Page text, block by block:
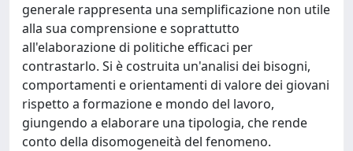
generale rappresenta una semplificazione non utile
alla sua comprensione e soprattutto
all'elaborazione di politiche efficaci per
contrastarlo. Si è costruita un'analisi dei bisogni,
comportamenti e orientamenti di valore dei giovani
rispetto a formazione e mondo del lavoro,
giungendo a elaborare una tipologia, che rende
conto della disomogeneità del fenomeno.